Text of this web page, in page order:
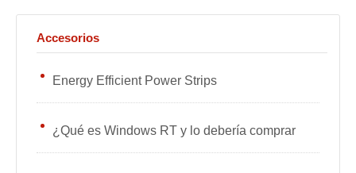
Accesorios
Energy Efficient Power Strips
¿Qué es Windows RT y lo debería comprar